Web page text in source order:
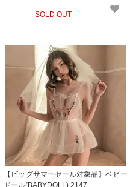
SOLD OUT
【ビッグサマーセール対象品】ベビー
ドール(BABYDOLL) 2147